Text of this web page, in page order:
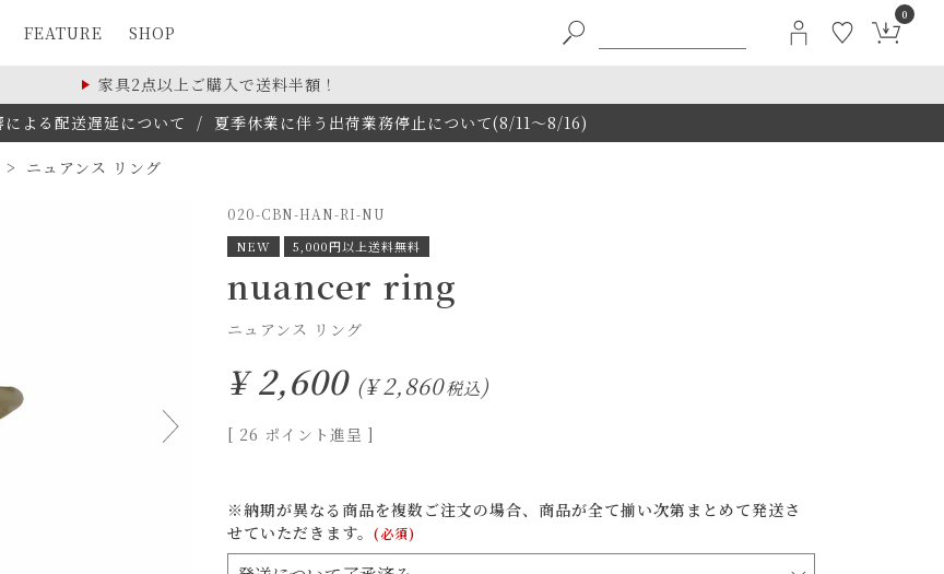
FEATURE SHOP
0
家具2点以上ご購入で送料半額！
よる配送遅延について / 夏季休業に伴う出荷業務停止について(8/11～8/16)
ニュアンス リング
020-CBN-HAN-RI-NU
NEW 5,000円以上送料無料
nuancer ring
ニュアンス リング
¥ 2,600 ¥2,860税込
[ 26 ポイント進呈 ]
※納期が異なる商品を複数ご注文の場合、商品が全て揃い次第まとめて発送さ
せていただきます。 (必須)